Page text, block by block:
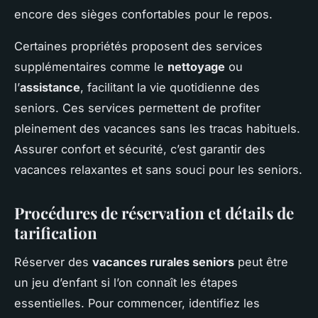
encore des sièges confortables pour le repos.
Certaines propriétés proposent des services
supplémentaires comme le nettoyage ou
l’assistance, facilitant la vie quotidienne des
seniors. Ces services permettent de profiter
pleinement des vacances sans les tracas habituels.
Assurer confort et sécurité, c’est garantir des
vacances relaxantes et sans souci pour les seniors.
Procédures de réservation et détails de
tarification
Réserver des vacances rurales seniors peut être
un jeu d’enfant si l’on connaît les étapes
essentielles. Pour commencer, identifiez les